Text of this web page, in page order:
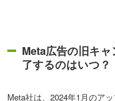
Meta広告の旧キ
了するのはいつ？
Meta社は、2024年1月のア